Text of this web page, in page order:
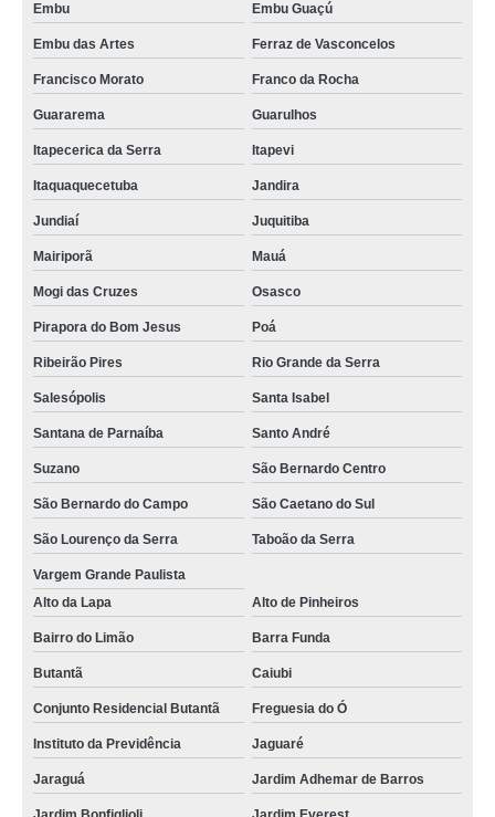
Embu Embu Guaçú
Embu das Artes Ferraz de Vasconcelos
Francisco Morato Franco da Rocha
Guararema Guarulhos
Itapecerica da Serra Itapevi
Itaquaquecetuba Jandira
Jundiaí Juquitiba
Mairiporã Mauá
Mogi das Cruzes Osasco
Pirapora do Bom Jesus Poá
Ribeirão Pires Rio Grande da Serra
Salesópolis Santa Isabel
Santana de Parnaíba Santo André
Suzano São Bernardo Centro
São Bernardo do Campo São Caetano do Sul
São Lourenço da Serra Taboão da Serra
Vargem Grande Paulista
Alto da Lapa
Alto de Pinheiros
Bairro do Limão Barra Funda
Butantã Caiubi
Conjunto Residencial Butantã Freguesia do Ó
Instituto da Previdência Jaguaré
Jaraguá Jardim Adhemar de Barros